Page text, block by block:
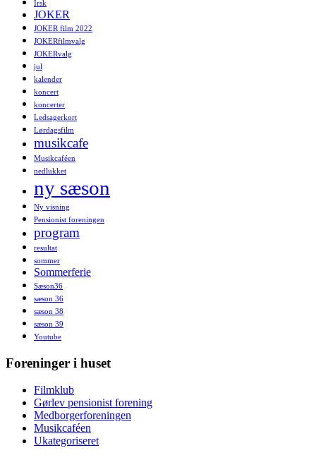
Irsk
JOKER
JOKER film 2022
JOKERfilmvalg
JOKERvalg
jul
kalender
koncert
koncerter
Ledsagerkort
Lørdagsfilm
musikcafe
Musikcaféen
nedlukket
ny sæson
Ny visning
Pensionist foreningen
program
resultat
sommer
Sommerferie
Sæson36
sæson 36
sæson 38
sæson 39
Youtube
Foreninger i huset
Filmklub
Gørlev pensionist forening
Medborgerforeningen
Musikcaféen
Ukategoriseret